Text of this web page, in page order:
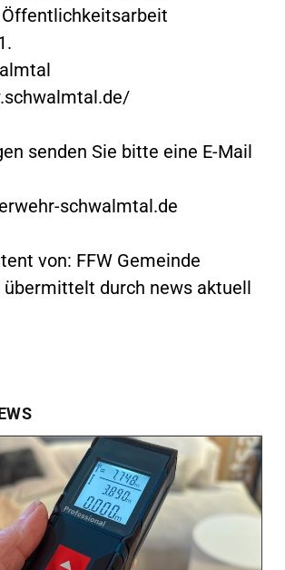
senden Sie bitte eine E-Mail
schwalmtal.de
von: FFW Gemeinde
durch news aktuell